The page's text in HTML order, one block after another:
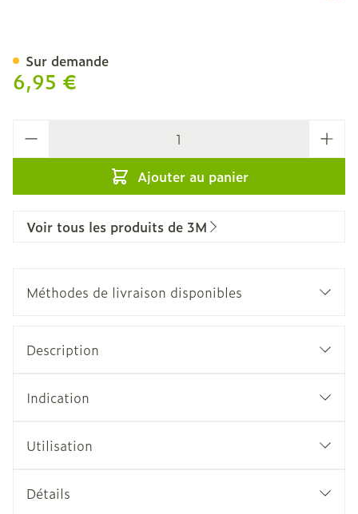
6,95 €
Ajouter au panier
Sur demande
Voir tous les produits de 3M
Méthodes de livraison disponibles
Description
Indication
Utilisation
Détails